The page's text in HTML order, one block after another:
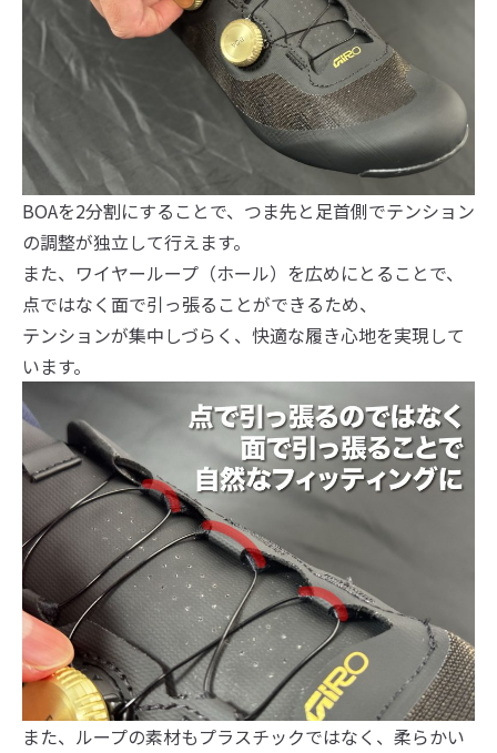
BOAを2分割にすることで、つま先と足首側でテンション
の調整が独立して行えます。
また、ワイヤーループ（ホール）を広めにとることで、
点ではなく面で引っ張ることができるため、
テンションが集中しづらく、快適な履き心地を実現して
います。
また、ループの素材もプラスチックではなく、柔らかい